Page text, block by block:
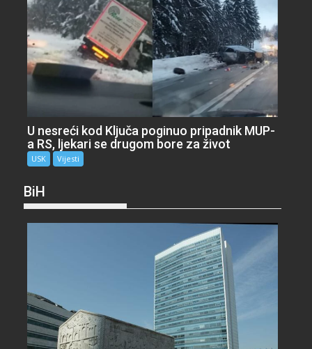
U nesreći kod Ključa poginuo pripadnik MUP-
a RS, ljekari se drugom bore za život
USK Vijesti
BiH